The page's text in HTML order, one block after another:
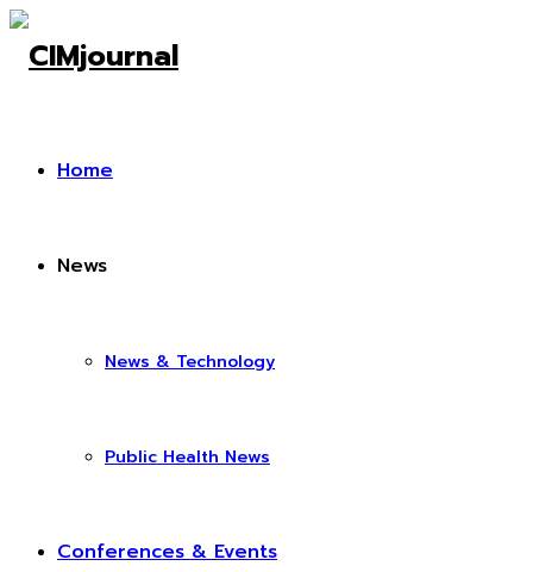
Home
News
News & Technology
Public Health News
Conferences & Events